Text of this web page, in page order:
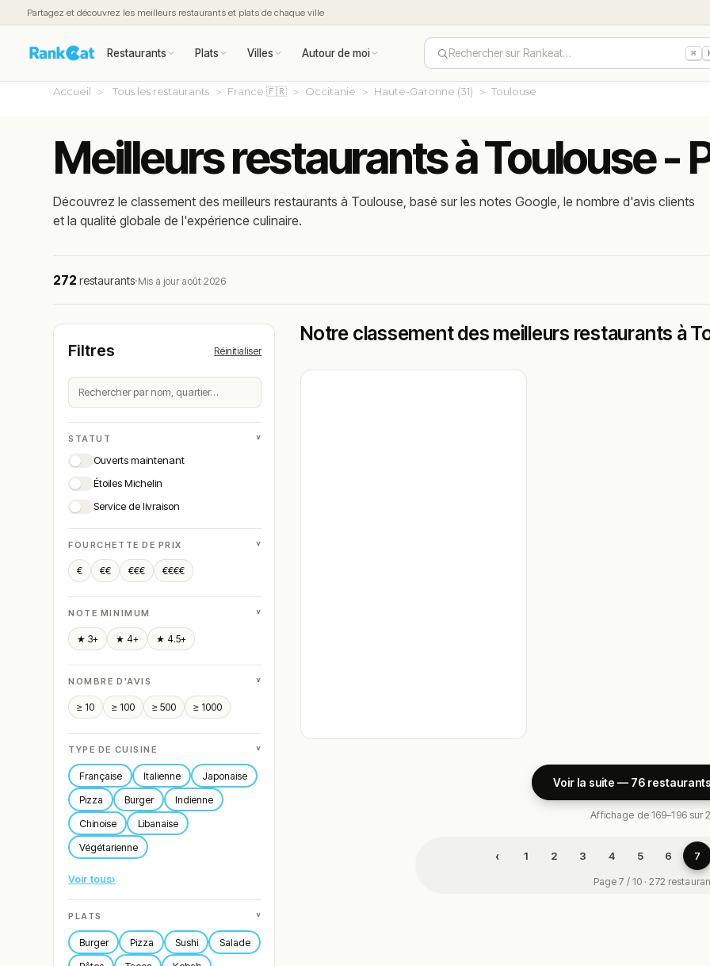
Partagez et découvrez les meilleurs restaurants et plats de chaque ville
Restaurants Plats Villes Autour de moi Rechercher sur Rankeat… ⌘
Accueil Tous les restaurants France 🇫🇷 Occitanie Haute-Garonne (31) Toulouse
Meilleurs restaurants à Toulouse -
Découvrez le classement des meilleurs restaurants à Toulouse, basé sur les notes Google, le nombre d'avis clients
et la qualité globale de l'expérience culinaire.
272 restaurants·Mis à jour août 2026
Filtres Réinitialiser
STATUT ˅
Ouverts maintenant
Étoiles Michelin
Service de livraison
FOURCHETTE DE PRIX ˅
€ €€ €€€ €€€€
NOTE MINIMUM ˅
★ 3+ ★ 4+ ★ 4.5+
NOMBRE D'AVIS ˅
≥ 10 ≥ 100 ≥ 500 ≥ 1000
TYPE DE CUISINE ˅
Française Italienne
Japonaise
Pizza
Burger
Indienne
Chinoise
Libanaise
Végétarienne
Voir tous›
PLATS ˅
Burger Pizza Sushi
Salade
Notre classement des meilleurs restaurants à
Voir la suite — 76
Affichage de 169–196 sur
‹ 1 2 3 4 5 6 7
Page 7 / 10 · 272